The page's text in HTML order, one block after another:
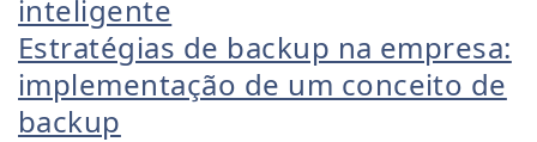
inteligente
Estratégias de backup na empresa:
implementação de um conceito de
backup